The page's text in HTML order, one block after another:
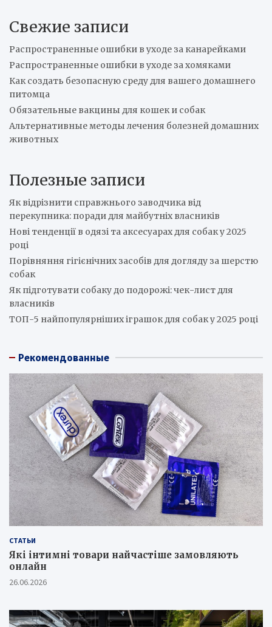
c
Свежие записи
Распространенные ошибки в уходе за канарейками
Распространенные ошибки в уходе за хомяками
Как создать безопасную среду для вашего домашнего
питомца
Обязательные вакцины для кошек и собак
Альтернативные методы лечения болезней домашних
животных
Полезные записи
Як відрізнити справжнього заводчика від
перекупника: поради для майбутніх власників
Нові тенденції в одязі та аксесуарах для собак у 2025
році
Порівняння гігієнічних засобів для догляду за шерстю
собак
Як підготувати собаку до подорожі: чек-лист для
власників
ТОП-5 найпопулярніших іграшок для собак у 2025 році
Рекомендованные
СТАТЬИ
Які інтимні товари найчастіше замовляють
онлайн
26.06.2026